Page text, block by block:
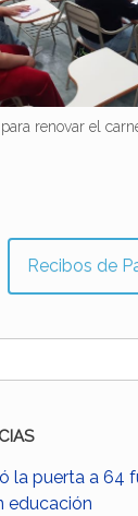
renovar el
Recibos de
la puerta a 64
educación